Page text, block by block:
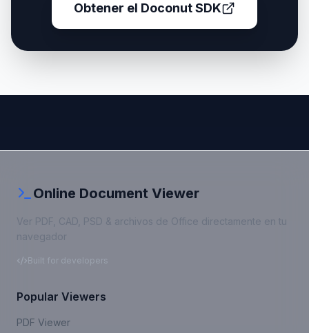
Obtener el Doconut SDK
Online Document Viewer
Ver PDF, CAD, PSD & archivos de Office directamente en tu
navegador
Built for developers
Popular Viewers
PDF Viewer